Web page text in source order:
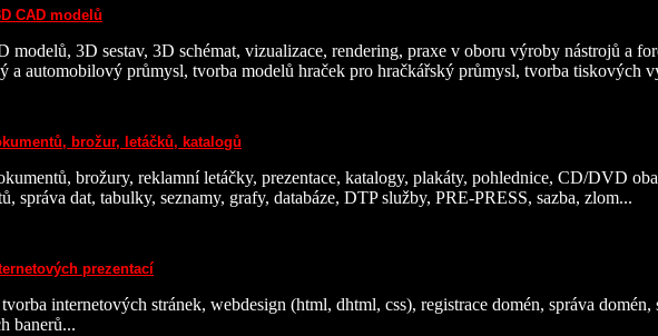
CAD modelů
modelů, 3D sestav, 3D schémat, vizualizace, rendering, praxe v oboru výroby nástrojů a
a automobilový průmysl, tvorba modelů hraček pro hračkářský průmysl, tvorba tiskových
brožur, letáčků, katalogů
brožury, reklamní letáčky, prezentace, katalogy, plakáty, pohlednice, CD/DVD
správa dat, tabulky, seznamy, grafy, databáze, DTP služby, PRE-PRESS, sazba, zlom...
prezentací
internetových stránek, webdesign (html, dhtml, css), registrace domén, správa
banerů...